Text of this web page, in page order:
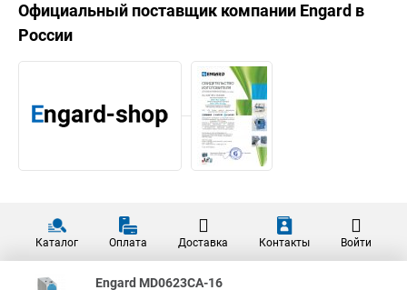
Официальный поставщик компании Engard в
России
Каталог Оплата Доставка Контакты Войти
Engard MD0623CA-16